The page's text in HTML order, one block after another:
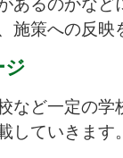
あるのかなど
施策への反映
ジ
など一定の学
していきます